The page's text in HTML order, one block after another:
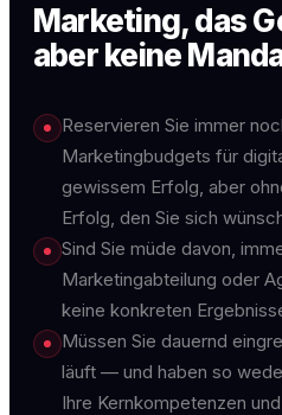
Marketing, das
aber keine
Reservieren Sie immer
Marketingbudgets für
gewissem Erfolg, aber
Erfolg, den Sie sich
Sind Sie müde davon,
Marketingabteilung oder
keine konkreten
Müssen Sie dauernd
läuft — und haben so
Ihre Kernkompetenzen